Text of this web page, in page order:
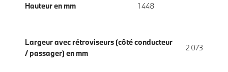
Hauteur en mm 1 448
Largeur avec rétroviseurs (côté conducteur
/ passager) en mm
2 073